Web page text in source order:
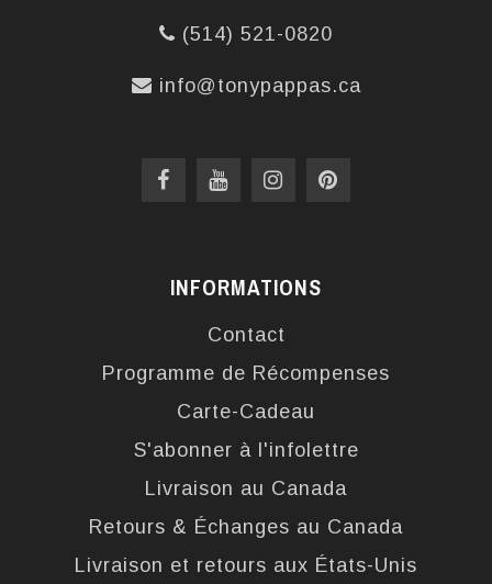
(514) 521-0820
info@tonypappas.ca
INFORMATIONS
Contact
Programme de Récompenses
Carte-Cadeau
S'abonner à l'infolettre
Livraison au Canada
Retours & Échanges au Canada
Livraison et retours aux États-Unis